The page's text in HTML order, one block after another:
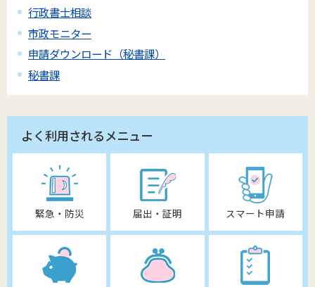
行政書士相談
市政モニター
申請ダウンロード（秘書課）
秘書課
よく利用されるメニュー
緊急・防災 届出・証明 スマート申請